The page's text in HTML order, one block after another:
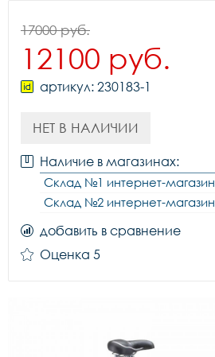
17000 руб.
12100 руб.
артикул: 230183-1
НЕТ В НАЛИЧИИ
Наличие в магазинах:
Склад №1 интернет-магазин
Склад №2 интернет-магазин
добавить в сравнение
Оценка 5